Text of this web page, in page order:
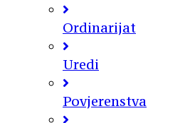
Ordinarijat
Uredi
Povjerenstva